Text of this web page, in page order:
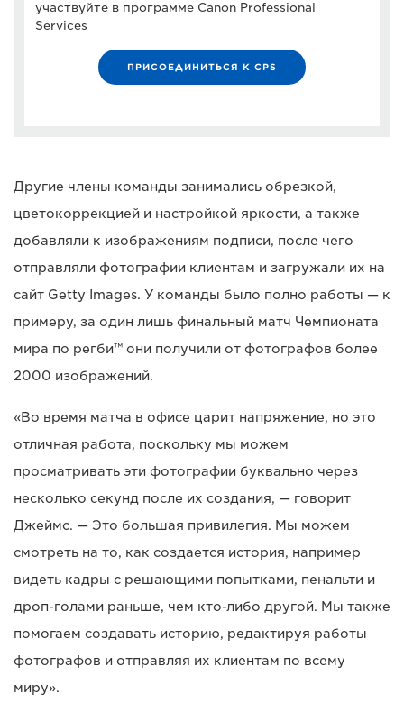
участвуйте в программе Canon Professional
Services
ПРИСОЕДИНИТЬСЯ К CPS
Другие члены команды занимались обрезкой,
цветокоррекцией и настройкой яркости, а также
добавляли к изображениям подписи, после чего
отправляли фотографии клиентам и загружали их на
сайт Getty Images. У команды было полно работы — к
примеру, за один лишь финальный матч Чемпионата
мира по регби™ они получили от фотографов более
2000 изображений.
«Во время матча в офисе царит напряжение, но это
отличная работа, поскольку мы можем
просматривать эти фотографии буквально через
несколько секунд после их создания, — говорит
Джеймс. — Это большая привилегия. Мы можем
смотреть на то, как создается история, например
видеть кадры с решающими попытками, пенальти и
дроп-голами раньше, чем кто-либо другой. Мы также
помогаем создавать историю, редактируя работы
фотографов и отправляя их клиентам по всему
миру».